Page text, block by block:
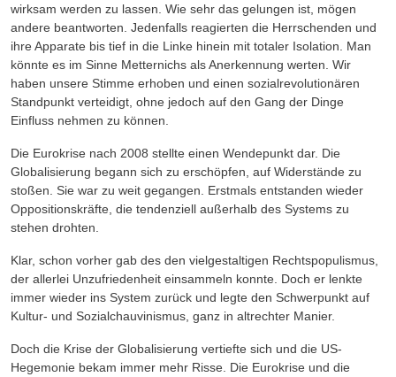
wirksam werden zu lassen. Wie sehr das gelungen ist, mögen
andere beantworten. Jedenfalls reagierten die Herrschenden und
ihre Apparate bis tief in die Linke hinein mit totaler Isolation. Man
könnte es im Sinne Metternichs als Anerkennung werten. Wir
haben unsere Stimme erhoben und einen sozialrevolutionären
Standpunkt verteidigt, ohne jedoch auf den Gang der Dinge
Einfluss nehmen zu können.
Die Eurokrise nach 2008 stellte einen Wendepunkt dar. Die
Globalisierung begann sich zu erschöpfen, auf Widerstände zu
stoßen. Sie war zu weit gegangen. Erstmals entstanden wieder
Oppositionskräfte, die tendenziell außerhalb des Systems zu
stehen drohten.
Klar, schon vorher gab des den vielgestaltigen Rechtspopulismus,
der allerlei Unzufriedenheit einsammeln konnte. Doch er lenkte
immer wieder ins System zurück und legte den Schwerpunkt auf
Kultur- und Sozialchauvinismus, ganz in altrechter Manier.
Doch die Krise der Globalisierung vertiefte sich und die US-
Hegemonie bekam immer mehr Risse. Die Eurokrise und die